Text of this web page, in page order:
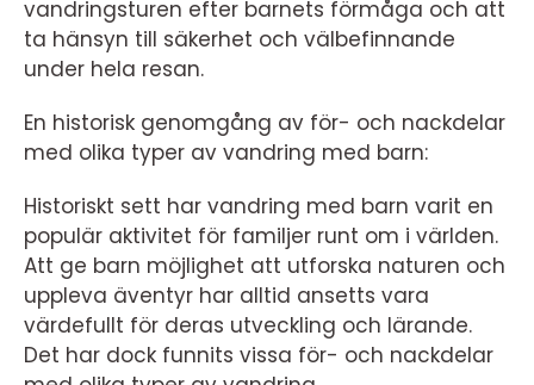
vandringsturen efter barnets förmåga och att
ta hänsyn till säkerhet och välbefinnande
under hela resan.
En historisk genomgång av för- och nackdelar
med olika typer av vandring med barn:
Historiskt sett har vandring med barn varit en
populär aktivitet för familjer runt om i världen.
Att ge barn möjlighet att utforska naturen och
uppleva äventyr har alltid ansetts vara
värdefullt för deras utveckling och lärande.
Det har dock funnits vissa för- och nackdelar